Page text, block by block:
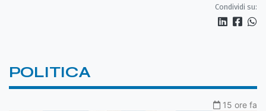
Condividi su:
POLITICA
15 ore fa